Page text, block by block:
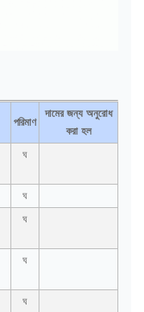
পরিমাণ
দামের জন্য অনুরোধ
করা হল
ঘ
ঘ
ঘ
ঘ
ঘ